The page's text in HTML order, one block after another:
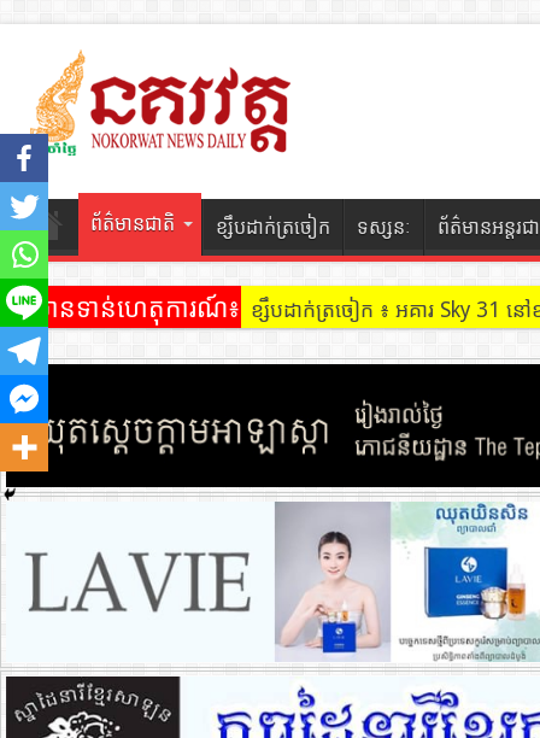
ព័ត៌មានជាតិ ខ្សឹបដាក់ត្រចៀក ទស្សនៈ ព័ត៌មានអន្តរជ
ព័ត៌មានទាន់ហេតុការណ៍៖ ខ្សឹបដាក់ត្រចៀក ៖ ដល់ករ ! ឈ្មួញដឹក